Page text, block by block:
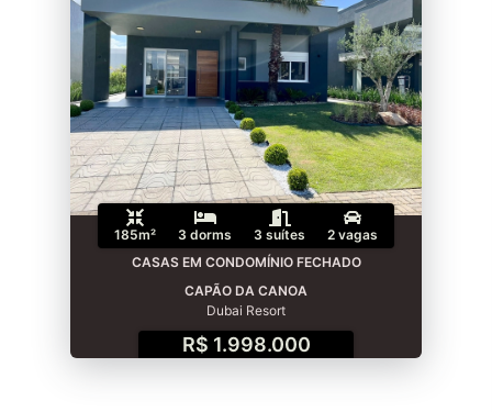
185m² 3 dorms 3 suítes
2 vagas
CASAS EM CONDOMÍNIO FECHADO
CAPÃO DA CANOA
Dubai Resort
R$ 1.998.000